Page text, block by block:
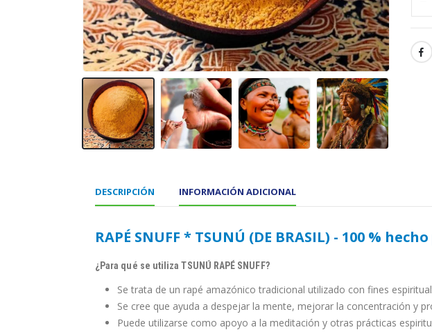
DESCRIPCIÓN INFORMACIÓN ADICIONAL
RAPÉ SNUFF * TSUNÚ (DE BRASIL) - 100 %
¿Para qué se utiliza TSUNÚ RAPÉ SNUFF?
Se trata de un rapé amazónico tradicional utilizado con fines
Se cree que ayuda a despejar la mente, mejorar la concentración y
Puede utilizarse como apoyo a la meditación y otras prácticas